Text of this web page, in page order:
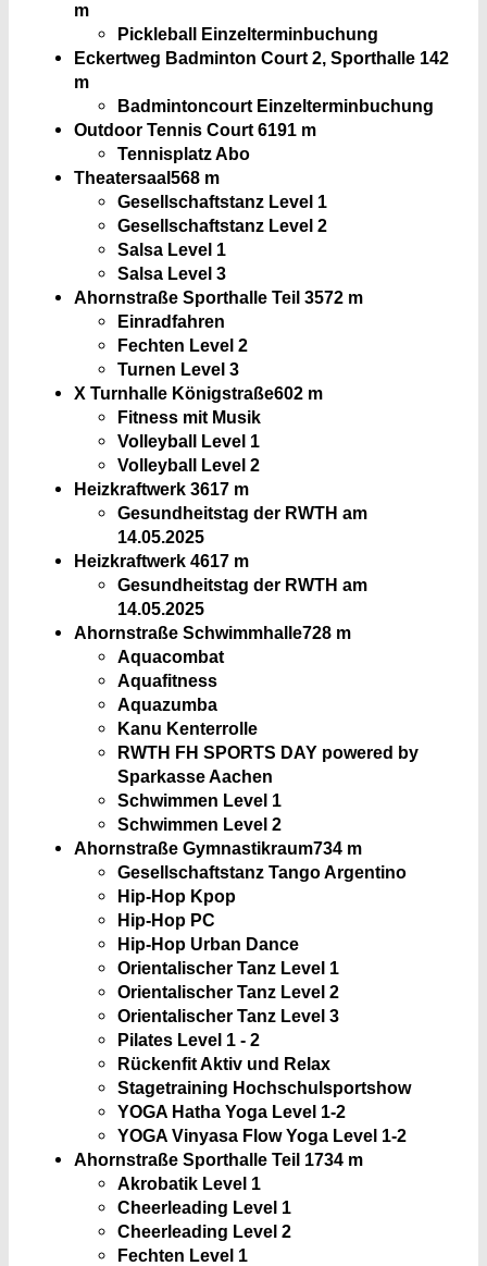
m
Pickleball Einzelterminbuchung
Eckertweg Badminton Court 2, Sporthalle 142
m
Badmintoncourt Einzelterminbuchung
Outdoor Tennis Court 6191 m
Tennisplatz Abo
Theatersaal568 m
Gesellschaftstanz Level 1
Gesellschaftstanz Level 2
Salsa Level 1
Salsa Level 3
Ahornstraße Sporthalle Teil 3572 m
Einradfahren
Fechten Level 2
Turnen Level 3
X Turnhalle Königstraße602 m
Fitness mit Musik
Volleyball Level 1
Volleyball Level 2
Heizkraftwerk 3617 m
Gesundheitstag der RWTH am
14.05.2025
Heizkraftwerk 4617 m
Gesundheitstag der RWTH am
14.05.2025
Ahornstraße Schwimmhalle728 m
Aquacombat
Aquafitness
Aquazumba
Kanu Kenterrolle
RWTH FH SPORTS DAY powered by
Sparkasse Aachen
Schwimmen Level 1
Schwimmen Level 2
Ahornstraße Gymnastikraum734 m
Gesellschaftstanz Tango Argentino
Hip-Hop Kpop
Hip-Hop PC
Hip-Hop Urban Dance
Orientalischer Tanz Level 1
Orientalischer Tanz Level 2
Orientalischer Tanz Level 3
Pilates Level 1 - 2
Rückenfit Aktiv und Relax
Stagetraining Hochschulsportshow
YOGA Hatha Yoga Level 1-2
YOGA Vinyasa Flow Yoga Level 1-2
Ahornstraße Sporthalle Teil 1734 m
Akrobatik Level 1
Cheerleading Level 1
Cheerleading Level 2
Fechten Level 1